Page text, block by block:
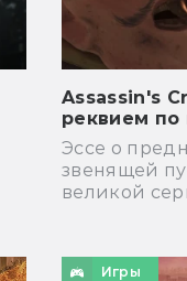
Assassin's
реквием
Эссе о
звенящей
великой
Игры